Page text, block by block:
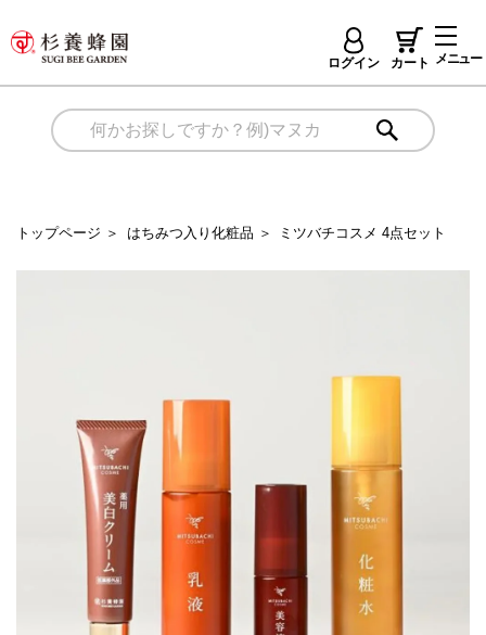
メニュー
ログイン カート
トップページ ＞ はちみつ入り化粧品 ＞ ミツバチコスメ 4点セット